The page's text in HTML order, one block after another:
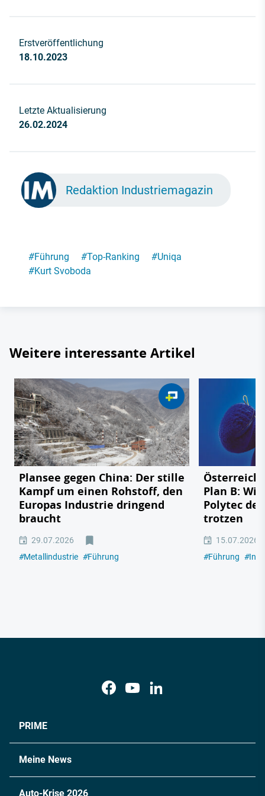
Erstveröffentlichung
18.10.2023
Letzte Aktualisierung
26.02.2024
Redaktion Industriemagazin
#Führung #Top-Ranking #Uniqa
#Kurt Svoboda
Weitere interessante Artikel
Plansee gegen China: Der stille
Kampf um einen Rohstoff, den
Europas Industrie dringend
braucht
29.07.2026
#Metallindustrie #Führung
Plan B:
Polytec
trotzen
15.07.2026
#Führung #
PRIME
Meine News
Auto-Krise 2026